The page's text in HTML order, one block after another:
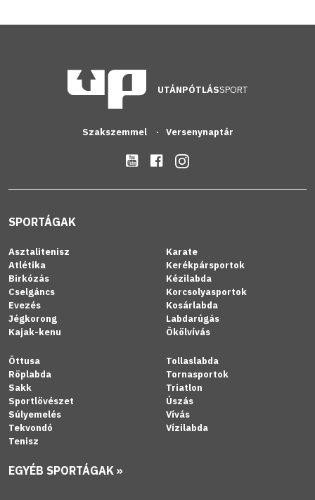
UTÁNPÓTLÁSSPORT
Szakszemmel Versenynaptár
SPORTÁGAK
Asztalitenisz
Atlétika
Birkózás
Cselgáncs
Evezés
Jégkorong
Kajak-kenu
Karate
Kerékpársportok
Kézilabda
Korcsolyasportok
Kosárlabda
Labdarúgás
Ökölvívás
Öttusa
Röplabda
Sakk
Sportlövészet
Súlyemelés
Tekvondó
Tenisz
Tollaslabda
Tornasportok
Triatlon
Úszás
Vívás
Vízilabda
EGYÉB SPORTÁGAK »